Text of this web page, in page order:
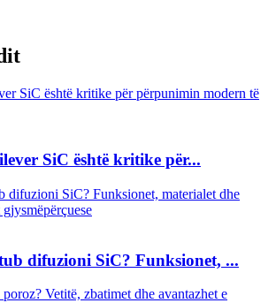
SiC është kritike për...
difuzioni SiC? Funksionet, ...